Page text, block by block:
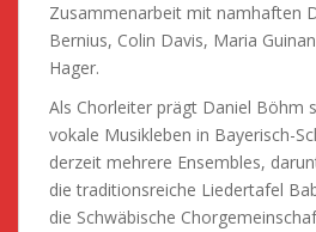
Zusammenarbeit mit namhaften
Bernius, Colin Davis, Maria
Hager.
Als Chorleiter prägt Daniel Böhm
vokale Musikleben in Bayerisch-
derzeit mehrere Ensembles,
die traditionsreiche Liedertafel
die Schwäbische